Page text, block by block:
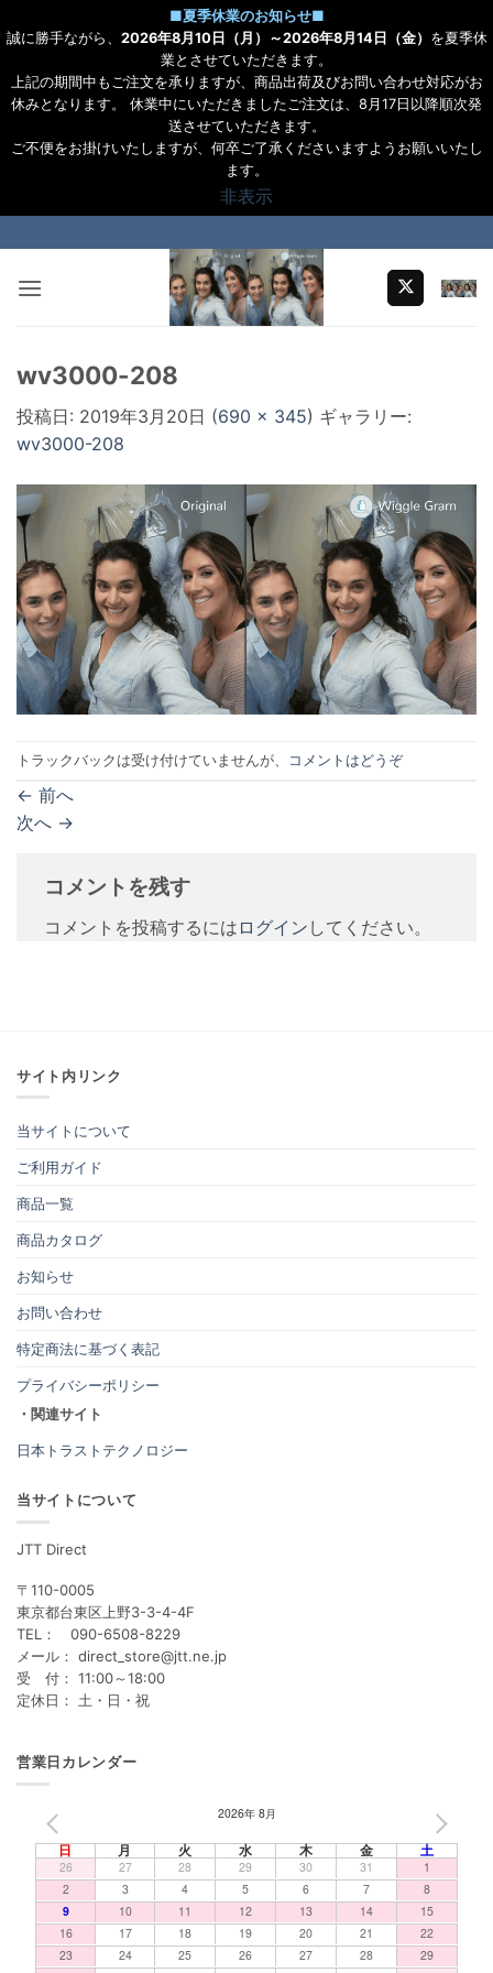
■夏季休業のお知らせ■
誠に勝手ながら、 2026年8月10日（月）～2026年8月14日（金） を夏季休
業とさせていただきます。
上記の期間中もご注文を承りますが、商品出荷及びお問い合わせ対応がお
休みとなります。 休業中にいただきましたご注文は、8月17日以降順次発
送させていただきます。
ご不便をお掛けいたしますが、何卒ご了承くださいますようお願いいたし
ます。
非表示
to
content
wv3000-208
投稿日: 2019年3月20日 (690 × 345) ギャラリー:
wv3000-208
トラックバックは受け付けていませんが、 コメントはどうぞ
← 前へ
次へ →
コメントを残す
コメントを投稿するには ログイン してください。
サイト内リンク
当サイトについて
ご利用ガイド
商品一覧
商品カタログ
お知らせ
お問い合わせ
特定商法に基づく表記
プライバシーポリシー
・関連サイト
日本トラストテクノロジー
当サイトについて
JTT Direct
〒110-0005
東京都台東区上野3-3-4-4F
TEL： 090-6508-8229
メール： direct_store@jtt.ne.jp
受 付： 11:00～18:00
定休日： 土・日・祝
営業日カレンダー
2026年 8月
日 月 火 水 木 金 土
26 27 28 29 30 31
1
2
3 4 5 6 7
8
9
10 11 12 13 14
15
16
17 18 19 20 21
22
23
24 25 26 27 28
29